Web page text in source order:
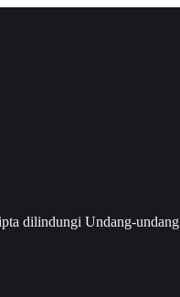
dilindungi Undang-undang